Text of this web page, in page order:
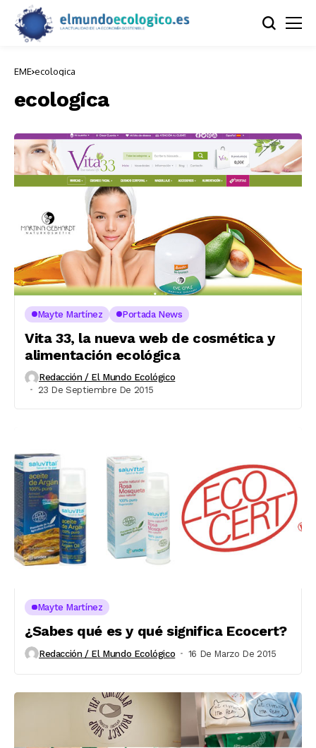
EME ecologica
ecologica
Mayte Martínez Portada News
Vita 33, la nueva web de cosmética y
alimentación ecológica
Redacción / El Mundo Ecológico
23 De Septiembre De 2015
Mayte Martínez
¿Sabes qué es y qué significa Ecocert?
Redacción / El Mundo Ecológico 16 De Marzo De 2015